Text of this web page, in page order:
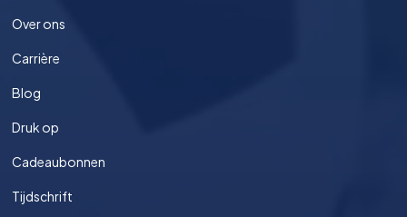
Over ons
Carrière
Blog
Druk op
Cadeaubonnen
Tijdschrift